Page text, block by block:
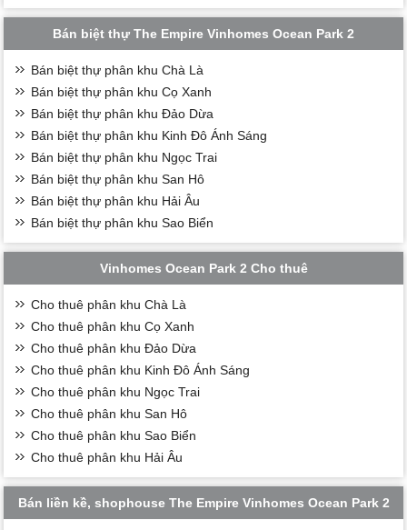
Bán biệt thự The Empire Vinhomes Ocean Park 2
Bán biệt thự phân khu Chà Là
Bán biệt thự phân khu Cọ Xanh
Bán biệt thự phân khu Đảo Dừa
Bán biệt thự phân khu Kinh Đô Ánh Sáng
Bán biệt thự phân khu Ngọc Trai
Bán biệt thự phân khu San Hô
Bán biệt thự phân khu Hải Âu
Bán biệt thự phân khu Sao Biển
Vinhomes Ocean Park 2 Cho thuê
Cho thuê phân khu Chà Là
Cho thuê phân khu Cọ Xanh
Cho thuê phân khu Đảo Dừa
Cho thuê phân khu Kinh Đô Ánh Sáng
Cho thuê phân khu Ngọc Trai
Cho thuê phân khu San Hô
Cho thuê phân khu Sao Biển
Cho thuê phân khu Hải Âu
Bán liền kề, shophouse The Empire Vinhomes Ocean Park 2